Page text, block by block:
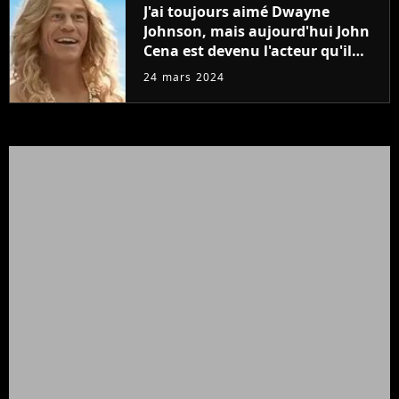
J'ai toujours aimé Dwayne
Johnson, mais aujourd'hui John
Cena est devenu l'acteur qu'il
rêvait d'être (et Ricky Stanicky le
24 mars 2024